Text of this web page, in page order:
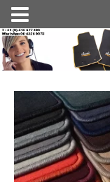
Nav
activeren
door
inhoud